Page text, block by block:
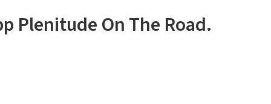
Plenitude On The Road.